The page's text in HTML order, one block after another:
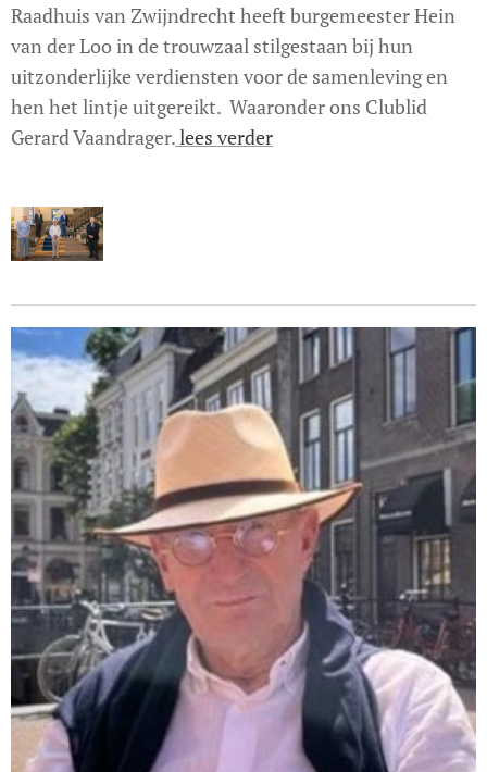
Raadhuis van Zwijndrecht heeft burgemeester Hein
van der Loo in de trouwzaal stilgestaan bij hun
uitzonderlijke verdiensten voor de samenleving en
hen het lintje uitgereikt. Waaronder ons Clublid
Gerard Vaandrager.lees verder